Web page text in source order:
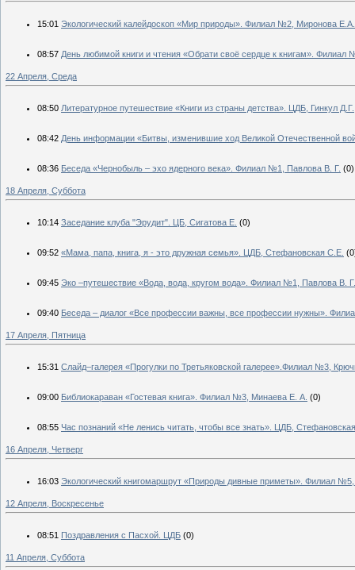
15:01 Экологический калейдоскоп «Мир природы». Филиал №2, Миронова Е.А.
08:57 День любимой книги и чтения «Обрати своё сердце к книгам». Филиал
22 Апреля, Среда
08:50 Литературное путешествие «Книги из страны детства». ЦДБ, Гинкул Д.Г.
08:42 День информации «Битвы, изменившие ход Великой Отечественной
08:36 Беседа «Чернобыль – эхо ядерного века». Филиал №1, Павлова В. Г. (0)
18 Апреля, Суббота
10:14 Заседание клуба "Эрудит". ЦБ, Сигатова Е. (0)
09:52 «Мама, папа, книга, я - это дружная семья». ЦДБ, Стефановская С.Е.
09:45 Эко –путешествие «Вода, вода, кругом вода». Филиал №1, Павлова В. Г.
09:40 Беседа – диалог «Все профессии важны, все профессии нужны».
17 Апреля, Пятница
15:31 Слайд–галерея «Прогулки по Третьяковской галерее».Филиал №3,
09:00 Библиокараван «Гостевая книга». Филиал №3, Минаева Е. А. (0)
08:55 Час познаний «Не ленись читать, чтобы все знать». ЦДБ,
16 Апреля, Четверг
16:03 Экологический книгомаршрут «Природы дивные приметы». Филиал
12 Апреля, Воскресенье
08:51 Поздравления с Пасхой. ЦДБ (0)
11 Апреля, Суббота